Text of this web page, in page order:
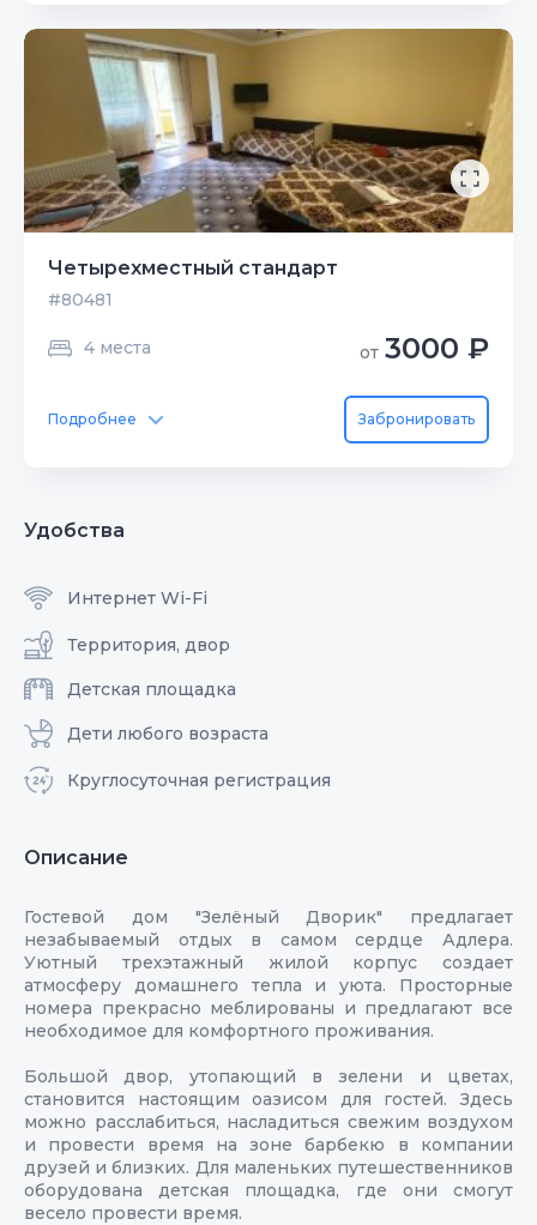
Четырехместный стандарт
#80481
4 места от 3000 ₽
Подробнее Забронировать
Удобства
Интернет Wi-Fi
Территория, двор
Детская площадка
Дети любого возраста
Круглосуточная регистрация
Описание
Гостевой дом "Зелёный Дворик" предлагает
незабываемый отдых в самом сердце Адлера.
Уютный трехэтажный жилой корпус создает
атмосферу домашнего тепла и уюта. Просторные
номера прекрасно меблированы и предлагают все
необходимое для комфортного проживания.
Большой двор, утопающий в зелени и цветах,
становится настоящим оазисом для гостей. Здесь
можно расслабиться, насладиться свежим воздухом
и провести время на зоне барбекю в компании
друзей и близких. Для маленьких путешественников
оборудована детская площадка, где они смогут
весело провести время.